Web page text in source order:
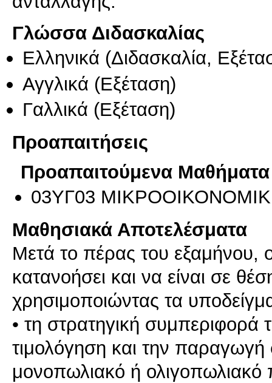
Γλώσσα Διδασκαλίας
Ελληνικά (Διδασκαλία,
Αγγλικά (Εξέταση)
Γαλλικά (Εξέταση)
Προαπαιτήσεις
Προαπαιτούμενα Μαθήματα
03ΥΓ03
Μαθησιακά Αποτελέσματα
Μετά το πέρας του εξαμήνου,
κατανοήσει και να είναι σε
χρησιμοποιώντας τα
• τη στρατηγική
τιμολόγηση και την παραγωγή
μονοπωλιακό ή ολιγοπωλιακό